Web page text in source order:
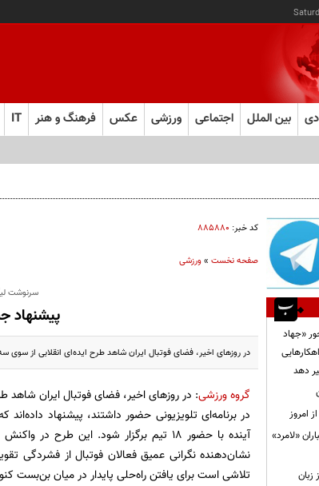
بین الملل اجتماعی ورزشی عکس فرهنگ و هنر IT
کد خبر: ۸۸۵۸۸۰
صفحه نخست»ورزشی
سرنوشت
پیشنهاد
در روزهای اخیر، فضای فوتبال ایران شاهد طرح ایده‌ای انقلابی از
گروه ورزشی: در روز‌های اخیر، فضای فوتبال ایران
در برنامه‌ای تلویزیونی حضور داشتند، پیشنهاد
آینده با حضور ۱۸ تیم برگزار شود. این
نشان‌دهنده نگرانی عمیق فعالان فوتبال از فشردگی
تلاشی است برای یافتن راه‌حلی پایدار در میان بن‌بست
با محور «جهاد
دهد
امروز
«لامرد»